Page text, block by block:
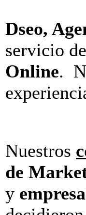
Dseo,
servicio de
Online.
Nuestros
de
y